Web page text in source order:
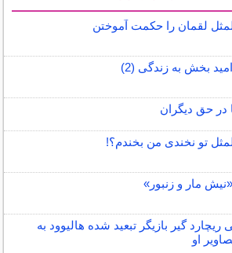
لقمان را حکمت آموختن
بخش به زندگی (2)
در حق دیگران
تو نخندی من بخندم؟!
مار و زنبور»
ریچارد گیر بازیگر تبعید شده هالیوود به
او